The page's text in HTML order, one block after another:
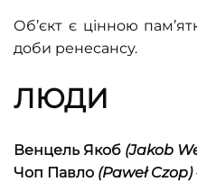
Об’єкт є цінною
доби ренесансу.
ЛЮДИ
Венцель Якоб (Jakob
Чоп Павло (PawełCzop)